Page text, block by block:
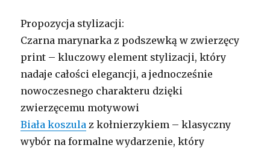
Propozycja stylizacji:
Czarna marynarka z podszewką w zwierzęcy
print – kluczowy element stylizacji, który
nadaje całości elegancji, a jednocześnie
nowoczesnego charakteru dzięki
zwierzęcemu motywowi
Biała koszula z kołnierzykiem – klasyczny
wybór na formalne wydarzenie, który